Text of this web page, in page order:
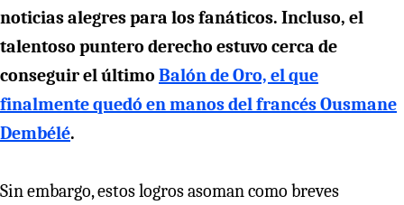
noticias alegres para los fanáticos. Incluso, el
talentoso puntero derecho estuvo cerca de
conseguir el último Balón de Oro, el que
finalmente quedó en manos del francés Ousmane
Dembélé.
Sin embargo, estos logros asoman como breves